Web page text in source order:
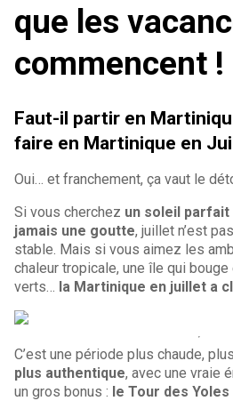
que les
commencent !
Faut-il partir en
faire en Martinique en
Oui… et franchement, ça vaut le
Si vous cherchez un soleil parfait
jamais une goutte, juillet n’est
stable. Mais si vous aimez les
chaleur tropicale, une île qui
verts… la Martinique en juillet a
C’est une période plus chaude,
plus authentique, avec une vraie
un gros bonus : le Tour des Yoles